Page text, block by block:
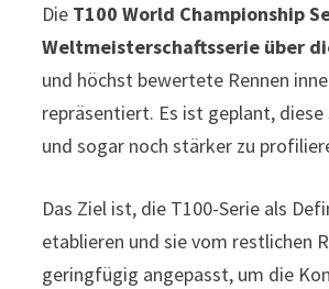
Die T100 World Championship
Weltmeisterschaftsserie über
und höchst bewertete Rennen
repräsentiert. Es ist geplant,
und sogar noch stärker zu
Das Ziel ist, die T100-Serie als
etablieren und sie vom restlichen
geringfügig angepasst, um die